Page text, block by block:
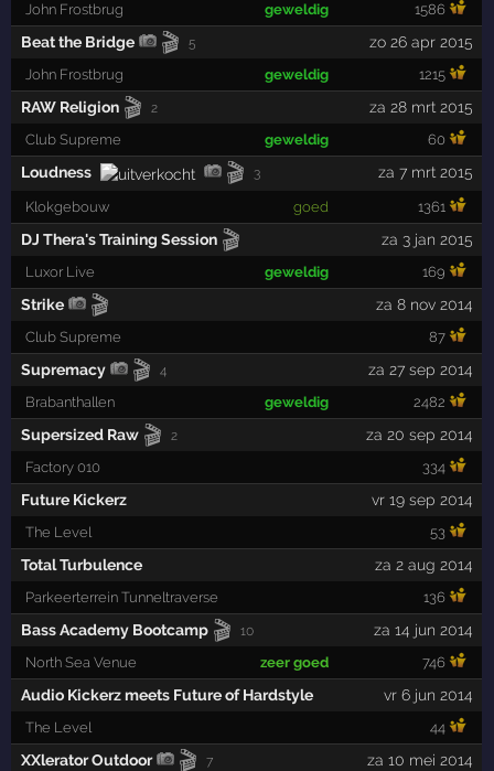
John Frostbrug geweldig 1586
Beat the Bridge 🎬 5 zo 26 apr 2015
John Frostbrug geweldig 1215
RAW Religion 🎬 2 za 28 mrt 2015
Club Supreme geweldig 60
Loudness 🎬 3 za 7 mrt 2015
Klokgebouw goed 1361
DJ Thera's Training Session 🎬 za 3 jan 2015
Luxor Live geweldig 169
Strike 🎬 za 8 nov 2014
Club Supreme 87
Supremacy 🎬 4 za 27 sep 2014
Brabanthallen geweldig 2482
Supersized Raw 🎬 2 za 20 sep 2014
Factory 010 334
Future Kickerz vr 19 sep 2014
The Level 53
Total Turbulence za 2 aug 2014
Parkeerterrein Tunneltraverse 136
Bass Academy Bootcamp 🎬 10 za 14 jun 2014
North Sea Venue zeer goed 746
Audio Kickerz meets Future of Hardstyle vr 6 jun 2014
The Level 44
XXlerator Outdoor 🎬 7 za 10 mei 2014